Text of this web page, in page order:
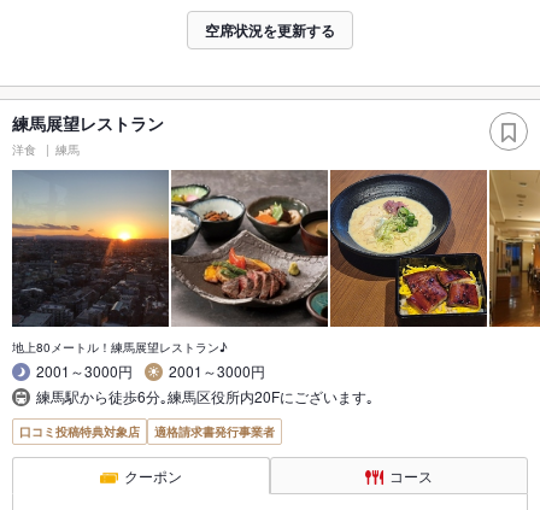
空席状況を更新する
練馬展望レストラン
洋食 練馬
地上80メートル！練馬展望レストラン♪
2001～3000円
2001～3000円
練馬駅から徒歩6分｡練馬区役所内20Fにございます｡
口コミ投稿特典対象店 適格請求書発行事業者
クーポン コース